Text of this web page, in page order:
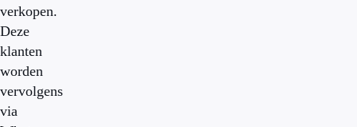
verkopen.
Deze
klanten
worden
vervolgens
via